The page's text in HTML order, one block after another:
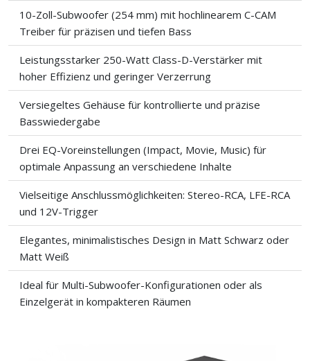
10-Zoll-Subwoofer (254 mm) mit hochlinearem C-CAM
Treiber für präzisen und tiefen Bass
Leistungsstarker 250-Watt Class-D-Verstärker mit
hoher Effizienz und geringer Verzerrung
Versiegeltes Gehäuse für kontrollierte und präzise
Basswiedergabe
Drei EQ-Voreinstellungen (Impact, Movie, Music) für
optimale Anpassung an verschiedene Inhalte
Vielseitige Anschlussmöglichkeiten: Stereo-RCA, LFE-RCA
und 12V-Trigger
Elegantes, minimalistisches Design in Matt Schwarz oder
Matt Weiß
Ideal für Multi-Subwoofer-Konfigurationen oder als
Einzelgerät in kompakteren Räumen